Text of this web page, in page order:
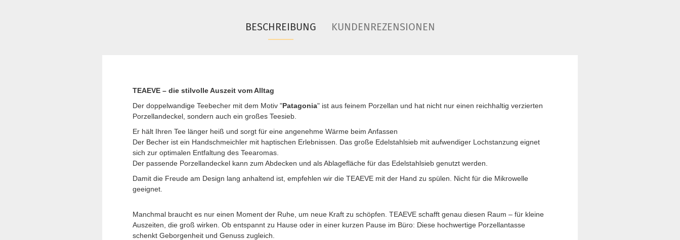
BESCHREIBUNG KUNDENREZENSIONEN
TEAEVE – die stilvolle Auszeit vom Alltag
Der doppelwandige Teebecher mit dem Motiv "Patagonia" ist aus feinem Porzellan und hat nicht nur einen reichhaltig verzierten
Porzellandeckel, sondern auch ein großes Teesieb.
Er hält Ihren Tee länger heiß und sorgt für eine angenehme Wärme beim Anfassen
Der Becher ist ein Handschmeichler mit haptischen Erlebnissen. Das große Edelstahlsieb mit aufwendiger Lochstanzung eignet
sich zur optimalen Entfaltung des Teearomas.
Der passende Porzellandeckel kann zum Abdecken und als Ablagefläche für das Edelstahlsieb genutzt werden.
Damit die Freude am Design lang anhaltend ist, empfehlen wir die TEAEVE mit der Hand zu spülen. Nicht für die Mikrowelle
geeignet.
Manchmal braucht es nur einen Moment der Ruhe, um neue Kraft zu schöpfen. TEAEVE schafft genau diesen Raum – für kleine
Auszeiten, die groß wirken. Ob entspannt zu Hause oder in einer kurzen Pause im Büro: Diese hochwertige Porzellantasse
schenkt Geborgenheit und Genuss zugleich.